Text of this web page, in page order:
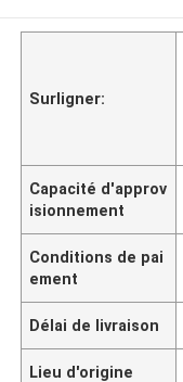
Surligner:
Capacité d'approv
isionnement
Conditions de pai
ement
Délai de livraison
Lieu d'origine